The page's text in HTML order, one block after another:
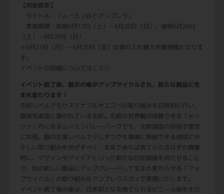
【開催概要】
・タイトル：「ムーミン谷とアンブレラ」
・実施期間：前期4月17日（土）～6月20日（日）、後期6月26日
（土）～8月29日（日）
※6月21日（月）～6月25日（金）は傘の入れ替え作業期間となりま
す。
イベントの詳細については こちら
イベント終了後、展示の傘がアップサイクルされ、新たな製品に生
まれ変わります！
市民レベルでもサステナブルやエコへの取り組みを日常的に行い、
環境先進国と謳われている北欧。北欧の世界観が体験できる「メッ
ツァ」内にあるムーミンバレーパークでも、北欧諸国の目指す理念
に共感。個の企業レベルで少しずつでも環境に貢献できる地球にや
さしい取り組みをめざすべく、本来であれば捨てられるはずの廃棄
物に、デザインやアイデアといった新たな付加価値を持たせること
で、別の新しい製品にアップグレードして生まれ変わらせる「アッ
プサイクル」の取り組みをアンブレラスカイで実施いたします。
イベント終了後の傘は、日本初となる捨てられるビニール傘をその